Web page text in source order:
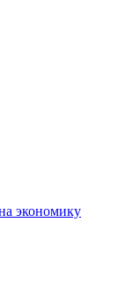
экономику